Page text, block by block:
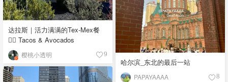
达拉斯｜活力满满的Tex-Mex餐
👉🏼 Tacos & Avocados
樱桃小透明 9
哈尔滨_东北的最后一站
PAPAYAAAA 8